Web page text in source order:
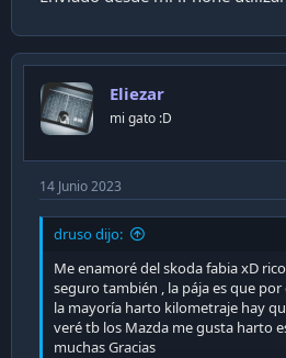
Eliezar
mi gato :D
14 Junio 2023
druso dijo:
Me enamoré del skoda fabia xD
seguro también , la pája es que
la mayoría harto kilometraje hay
veré tb los Mazda me gusta harto
muchas Gracias